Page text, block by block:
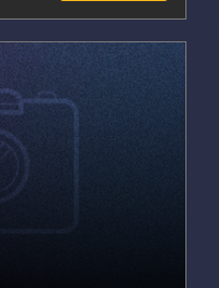
Бажова, 68